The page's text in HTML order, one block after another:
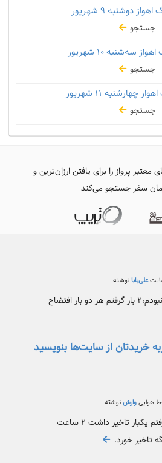
اهواز دوشنبه
جستجو
اهواز سه‌شنبه
جستجو
اهواز چهارشنبه
جستجو
پرواز را برای یافتن ارزان‌ترین و
سفر جستجو می‌کند
علی‌بابانوشته:
بار افتضاح
خریدتان از سایت‌ها بنویسید
هواییوارشنوشته:
بدترین پروازی که رفتم یکبار تاخیر داشت ۲ ساعت